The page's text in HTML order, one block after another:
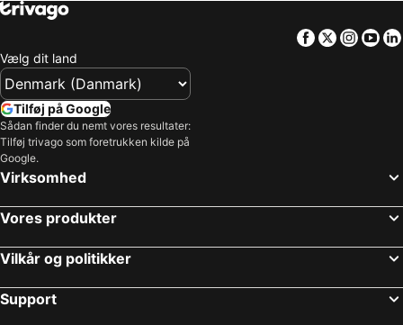
Facebook
Twitter
Vælg dit land
Tilføj på Google
Sådan finder du nemt vores resultater:
Tilføj trivago som foretrukken kilde på
Google.
Virksomhed
Vores produkter
Vilkår og politikker
Support